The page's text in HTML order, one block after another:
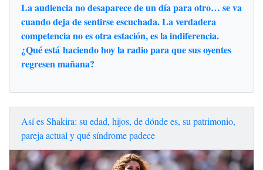
La audiencia no desaparece de un día para otro… se va
cuando deja de sentirse escuchada. La verdadera
competencia no es otra estación, es la indiferencia.
¿Qué está haciendo hoy la radio para que sus oyentes
regresen mañana?
Así es Shakira: su edad, hijos, de dónde es, su patrimonio,
pareja actual y qué síndrome padece